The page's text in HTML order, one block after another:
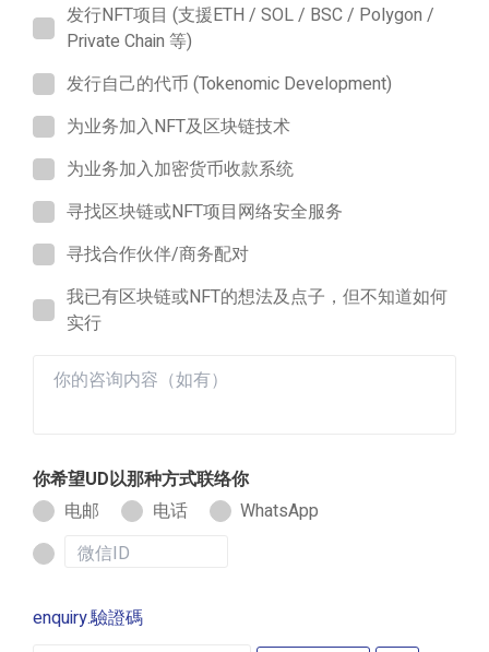
发行NFT项目 (支援ETH / SOL / BSC / Polygon /
Private Chain 等)
发行自己的代币 (Tokenomic Development)
为业务加入NFT及区块链技术
为业务加入加密货币收款系统
寻找区块链或NFT项目网络安全服务
寻找合作伙伴/商务配对
我已有区块链或NFT的想法及点子，但不知道如何
实行
你希望UD以那种方式联络你
电邮
电话 WhatsApp
enquiry.驗證碼